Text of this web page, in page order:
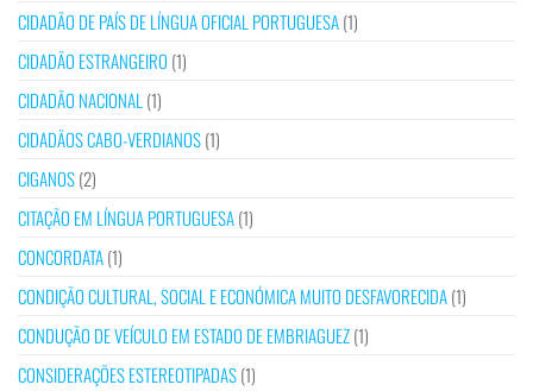
CIDADÃO DE PAÍS DE LÍNGUA OFICIAL PORTUGUESA(1)
CIDADÃO ESTRANGEIRO (1)
CIDADÃO NACIONAL (1)
CIDADÃOS CABO-VERDIANOS(1)
CIGANOS(2)
CITAÇÃO EM LÍNGUA PORTUGUESA(1)
CONCORDATA(1)
CONDIÇÃO CULTURAL, SOCIAL E ECONÓMICA MUITO DESFAVORECIDA(1)
CONDUÇÃO DE VEÍCULO EM ESTADO DE EMBRIAGUEZ(1)
CONSIDERAÇÕES ESTEREOTIPADAS(1)